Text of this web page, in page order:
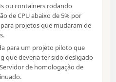
ou containers rodando
de CPU abaixo de 5% por
projetos que mudaram de
para um projeto piloto que
que deveria ter sido desligado
de homologação de